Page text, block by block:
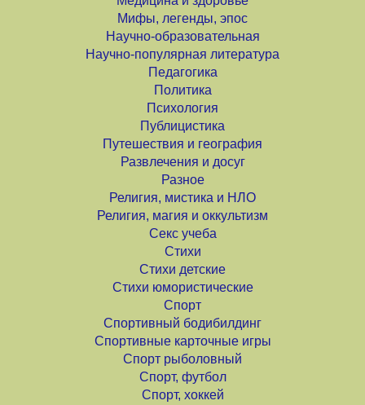
Мифы, легенды, эпос
Научно-образовательная
Научно-популярная литература
Педагогика
Политика
Психология
Публицистика
Путешествия и география
Развлечения и досуг
Разное
Религия, мистика и НЛО
Религия, магия и оккультизм
Секс учеба
Стихи
Стихи детские
Стихи юмористические
Спорт
Спортивный бодибилдинг
Спортивные карточные игры
Спорт рыболовный
Спорт, футбол
Спорт, хоккей